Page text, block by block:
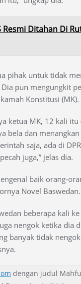
Resmi Ditahan Di
pihak untuk tidak
pun mengungkit
Konstitusi (MK).
ketua MK, 12 kali itu
bela dan menangkan
saja, ada di
juga,” jelas dia.
baik orang-
Novel Baswedan.
beberapa kali
nengok ketika dia
banyak tidak
dengan judul